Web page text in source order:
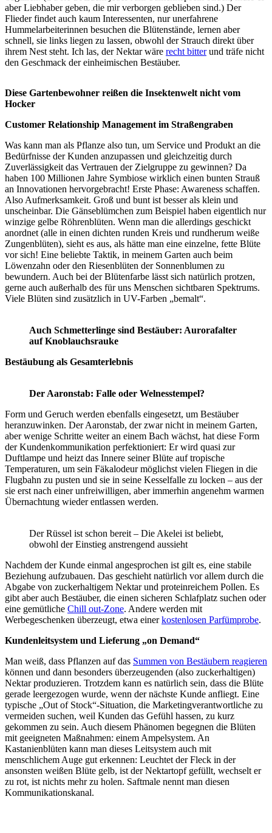
aber Liebhaber geben, die mir verborgen geblieben sind.) Der
Flieder findet auch kaum Interessenten, nur unerfahrene
Hummelarbeiterinnen besuchen die Blütenstände, lernen aber
schnell, sie links liegen zu lassen, obwohl der Strauch direkt über
ihrem Nest steht. Ich las, der Nektar wäre recht bitterund träfe nicht
den Geschmack der einheimischen Bestäuber.
Diese Gartenbewohner reißen die Insektenwelt nicht vom
Hocker
Customer Relationship Management im Straßengraben
Was kann man als Pflanze also tun, um Service und Produkt an die
Bedürfnisse der Kunden anzupassen und gleichzeitig durch
Zuverlässigkeit das Vertrauen der Zielgruppe zu gewinnen? Da
haben 100 Millionen Jahre Symbiose wirklich einen bunten Strauß
an Innovationen hervorgebracht! Erste Phase: Awareness schaffen.
Also Aufmerksamkeit. Groß und bunt ist besser als klein und
unscheinbar. Die Gänseblümchen zum Beispiel haben eigentlich nur
winzige gelbe Röhrenblüten. Wenn man die allerdings geschickt
anordnet (alle in einen dichten runden Kreis und rundherum weiße
Zungenblüten), sieht es aus, als hätte man eine einzelne, fette Blüte
vor sich! Eine beliebte Taktik, in meinem Garten auch beim
Löwenzahn oder den Riesenblüten der Sonnenblumen zu
bewundern. Auch bei der Blütenfarbe lässt sich natürlich protzen,
gerne auch außerhalb des für uns Menschen sichtbaren Spektrums.
Viele Blüten sind zusätzlich in UV-Farben „bemalt“.
Auch Schmetterlinge sind Bestäuber: Aurorafalter
auf Knoblauchsrauke
Bestäubung als Gesamterlebnis
Der Aaronstab: Falle oder Welnesstempel?
Form und Geruch werden ebenfalls eingesetzt, um Bestäuber
heranzuwinken. Der Aaronstab, der zwar nicht in meinem Garten,
aber wenige Schritte weiter an einem Bach wächst, hat diese Form
der Kundenkommunikation perfektioniert: Er wird quasi zur
Duftlampe und heizt das Innere seiner Blüte auf tropische
Temperaturen, um sein Fäkalodeur möglichst vielen Fliegen in die
Flugbahn zu pusten und sie in seine Kesselfalle zu locken – aus der
sie erst nach einer unfreiwilligen, aber immerhin angenehm warmen
Übernachtung wieder entlassen werden.
Der Rüssel ist schon bereit – Die Akelei ist beliebt,
obwohl der Einstieg anstrengend aussieht
Nachdem der Kunde einmal angesprochen ist gilt es, eine stabile
Beziehung aufzubauen. Das geschieht natürlich vor allem durch die
Abgabe von zuckerhaltigem Nektar und proteinreichem Pollen. Es
gibt aber auch Bestäuber, die einen sicheren Schlafplatz suchen oder
eine gemütliche Chill out-Zone. Andere werden mit
Werbegeschenken überzeugt, etwa einerkostenlosen Parfümprobe.
Kundenleitsystem und Lieferung „on Demand“
Man weiß, dass Pflanzen auf das Summen von Bestäubern reagieren
können und dann besonders überzeugenden (also zuckerhaltigen)
Nektar produzieren. Trotzdem kann es natürlich sein, dass die Blüte
gerade leergezogen wurde, wenn der nächste Kunde anfliegt. Eine
typische „Out of Stock“-Situation, die Marketingverantwortliche zu
vermeiden suchen, weil Kunden das Gefühl hassen, zu kurz
gekommen zu sein. Auch diesem Phänomen begegnen die Blüten
mit geeigneten Maßnahmen: einem Ampelsystem. An
Kastanienblüten kann man dieses Leitsystem auch mit
menschlichem Auge gut erkennen: Leuchtet der Fleck in der
ansonsten weißen Blüte gelb, ist der Nektartopf gefüllt, wechselt er
zu rot, ist nichts mehr zu holen. Saftmale nennt man diesen
Kommunikationskanal.